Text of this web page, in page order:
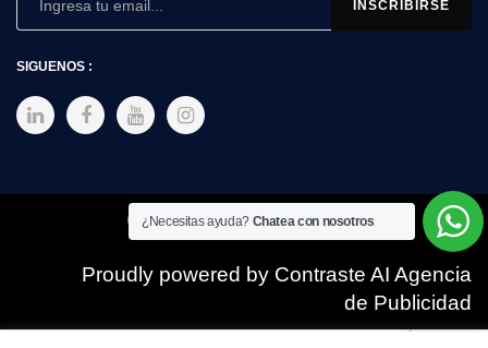
SIGUENOS :
Copyright © 2025 SIMEX
Proudly powered by Contraste AI Agencia
de Publicidad
¿Necesitas ayuda? Chatea con nosotros